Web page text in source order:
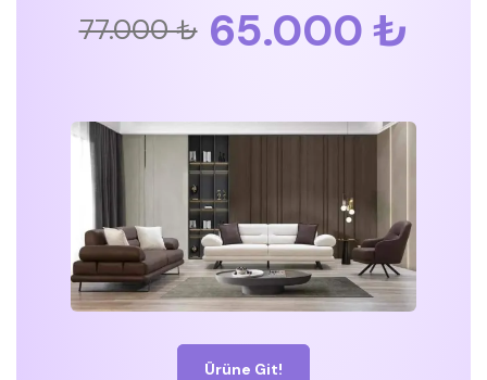
77.000 ₺ 65.000 ₺
Ürüne Git!